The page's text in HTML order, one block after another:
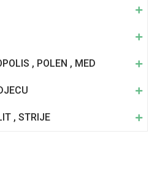
, POLEN , MED
, STRIJE